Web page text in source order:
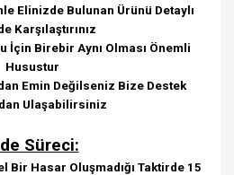
Elinizde Bulunan Ürünü Detaylı
Karşılaştırınız
İçin Birebir Aynı Olması Önemli
Husustur
Emin Değilseniz Bize Destek
Ulaşabilirsiniz
Süreci:
Bir Hasar Oluşmadığı Taktirde 15